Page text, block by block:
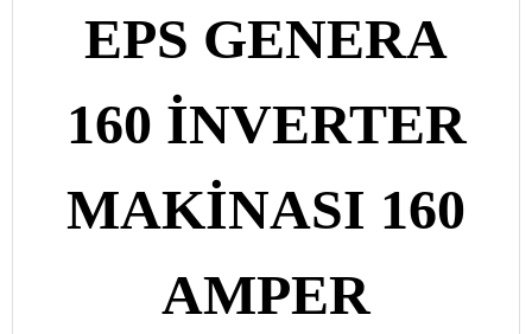
EPS GENERA
160 İNVERTER
MAKİNASI 160
AMPER